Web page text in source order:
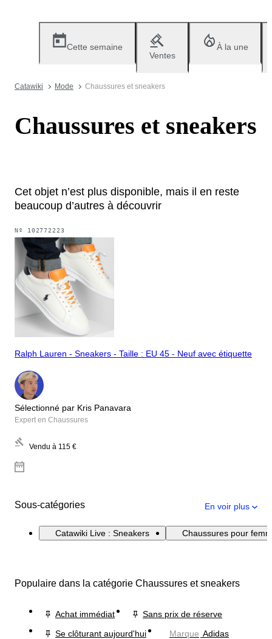
Cette semaine
Ventes
À la une
Catawiki Mode Chaussures et sneakers
Chaussures et sneakers
Cet objet n’est plus disponible, mais il en reste
beaucoup d’autres à découvrir
Nº 102772223
Ralph Lauren - Sneakers - Taille : EU 45 - Neuf avec étiquette
Sélectionné par Kris Panavara
Expert en Chaussures
Vendu à 115 €
Sous-catégories En voir plus
Catawiki Live : Sneakers Chaussures pour
Populaire dans la catégorie Chaussures et sneakers
Achat immédiat
Sans prix de réserve
Se clôturant aujourd'hui
Marque Adidas